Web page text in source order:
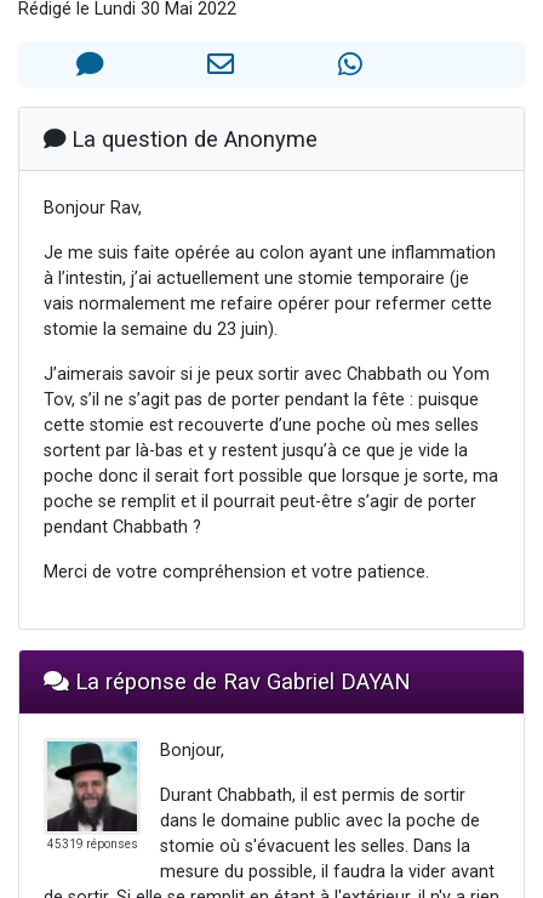
6 personnes viennent de faire un don pour 5 enfants déjà orphelins risquent de perdre leur maman
2 personnes viennent de faire un don pour Reloger Rivka, 6 enfants, victime de violences...
Il reste 49 places pour étudier en groupe sur Zoom
2 personnes viennent de nous rejoindre sur WhatsApp
Rédigé le Lundi 30 Mai 2022
La question de Anonyme
Bonjour Rav,
Je me suis faite opérée au colon ayant une inflammation
à l’intestin, j’ai actuellement une stomie temporaire (je
vais normalement me refaire opérer pour refermer cette
stomie la semaine du 23 juin).
J’aimerais savoir si je peux sortir avec Chabbath ou Yom
Tov, s’il ne s’agit pas de porter pendant la fête : puisque
cette stomie est recouverte d’une poche où mes selles
sortent par là-bas et y restent jusqu’à ce que je vide la
poche donc il serait fort possible que lorsque je sorte, ma
poche se remplit et il pourrait peut-être s’agir de porter
pendant Chabbath ?
Merci de votre compréhension et votre patience.
La réponse de Rav Gabriel DAYAN
45319 réponses
Bonjour,
Durant Chabbath, il est permis de sortir
dans le domaine public avec la poche de
stomie où s'évacuent les selles. Dans la
mesure du possible, il faudra la vider avant